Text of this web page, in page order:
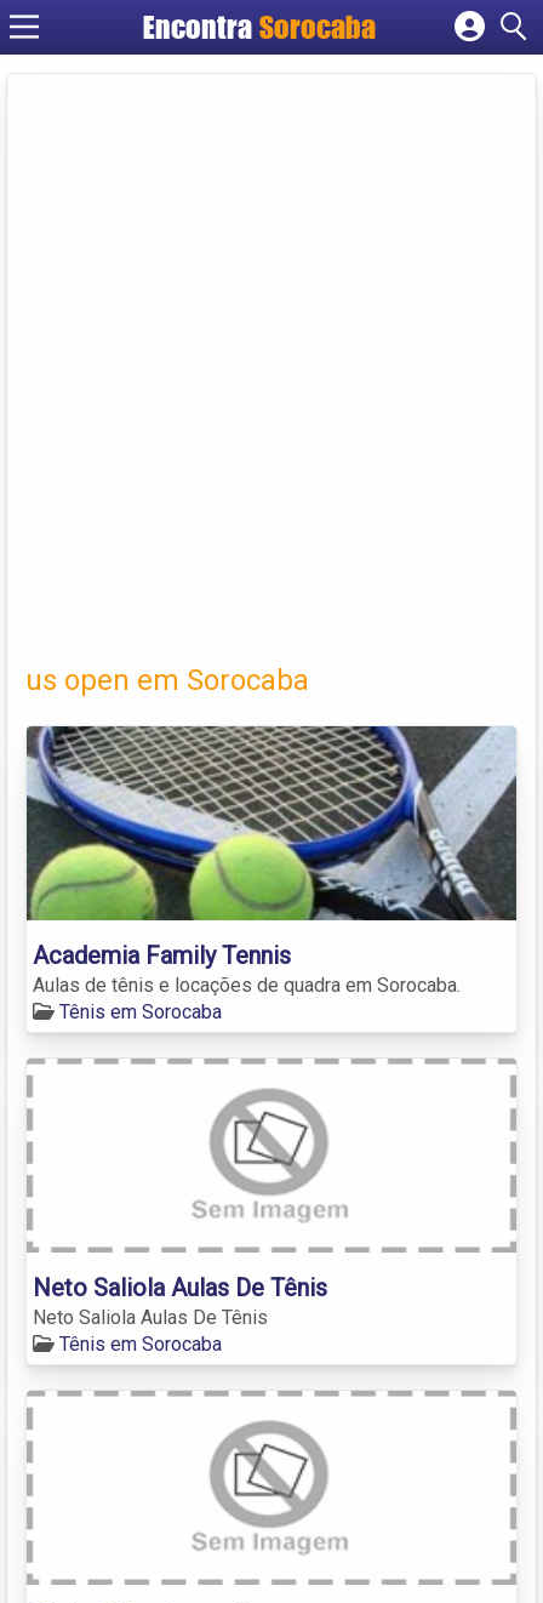
EncontraSorocaba
Cadastrar empresa
us open em Sorocaba
Academia Family Tennis
Aulas de tênis e locações de quadra em Sorocaba.
Tênis em Sorocaba
Neto Saliola Aulas De Tênis
Neto Saliola Aulas De Tênis
Tênis em Sorocaba